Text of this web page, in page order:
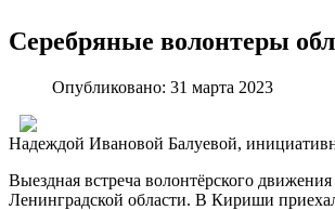
Серебряные волонтеры
Опубликовано: 31 марта 2023
Надеждой Ивановой Балуевой,
Выездная встреча волонтёрского
Ленинградской области. В Кириши